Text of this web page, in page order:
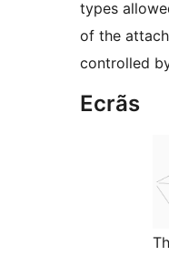
types
of the
controlled
Ecrãs